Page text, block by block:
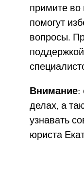
примите
помогут
вопросы.
Внимание:
делах, а
узнавать
юриста